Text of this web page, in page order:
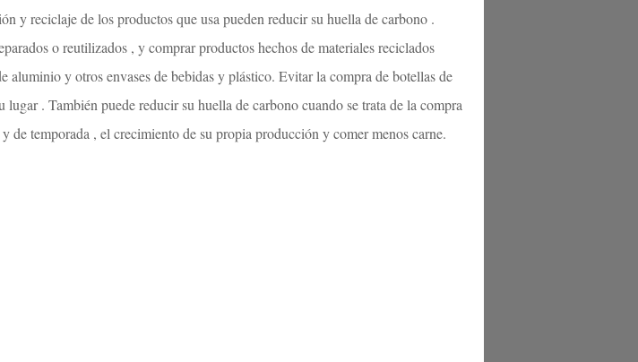
y reciclaje de los productos que usa pueden reducir su huella de carbono .
o reutilizados , y comprar productos hechos de materiales reciclados
y otros envases de bebidas y plástico. Evitar la compra de botellas de
. También puede reducir su huella de carbono cuando se trata de la compra
de temporada , el crecimiento de su propia producción y comer menos carne.